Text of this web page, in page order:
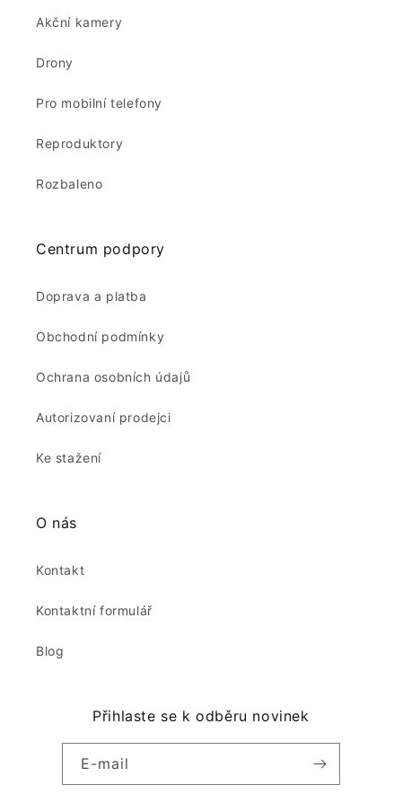
Akční kamery
Drony
Pro mobilní telefony
Reproduktory
Rozbaleno
Centrum podpory
Doprava a platba
Obchodní podmínky
Ochrana osobních údajů
Autorizovaní prodejci
Ke stažení
O nás
Kontakt
Kontaktní formulář
Blog
Přihlaste se k odběru novinek
E-mail